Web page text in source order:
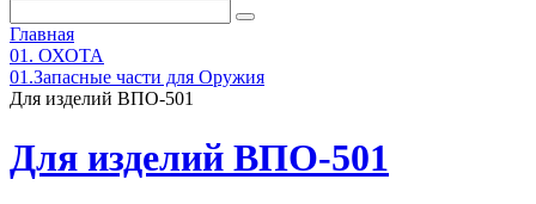
Главная
01. ОХОТА
01.Запасные части для Оружия
Для изделий ВПО-501
Для изделий ВПО-501